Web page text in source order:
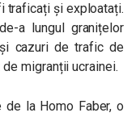
traficați și exploatați.
a lungul granițelor
cazuri de trafic de
migranții ucrainei.
de la Homo Faber, o